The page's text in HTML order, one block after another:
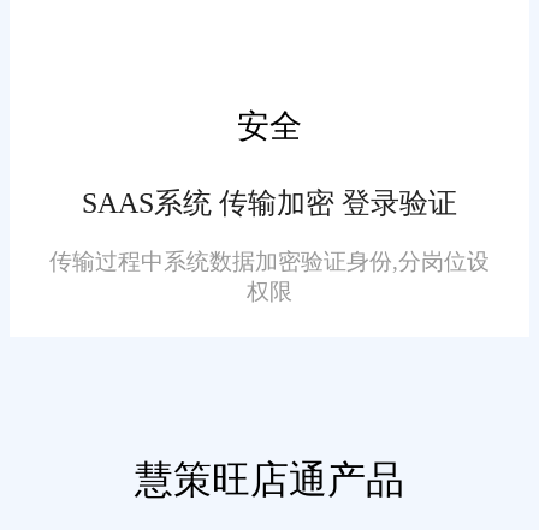
旺店通系统的数据分析和报告功
略和客户服务流程，进一步提升
了市场竞争力和客户满意度。
发货系统的操作界面简洁明了，
用户体验友好。即使是新手用
户，也能在短时间内熟悉并操作
功能全面：系统集成了多种
优化。
安全
SAAS系统 传输加密 登录验证
传输过程中系统数据加密验证身份,分岗位设
权限
慧策旺店通产品